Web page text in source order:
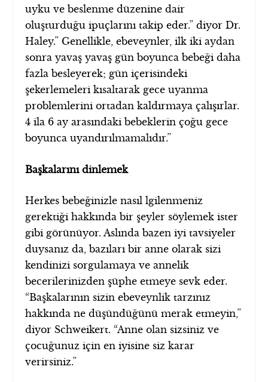
uyku ve beslenme düzenine dair
oluşturduğu ipuçlarını takip eder.” diyor Dr.
Haley.” Genellikle, ebeveynler, ilk iki aydan
sonra yavaş yavaş gün boyunca bebeği daha
fazla besleyerek; gün içerisindeki
şekerlemeleri kısaltarak gece uyanma
problemlerini ortadan kaldırmaya çalışırlar.
4 ila 6 ay arasındaki bebeklerin çoğu gece
boyunca uyandırılmamalıdır.”
Başkalarını dinlemek
Herkes bebeğinizle nasıl lgilenmeniz
gerektiği hakkında bir şeyler söylemek ister
gibi görünüyor. Aslında bazen iyi tavsiyeler
duysanız da, bazıları bir anne olarak sizi
kendinizi sorgulamaya ve annelik
becerilerinizden şüphe etmeye sevk eder.
“Başkalarının sizin ebeveynlik tarzınız
hakkında ne düşündüğünü merak etmeyin,”
diyor Schweikert. “Anne olan sizsiniz ve
çocuğunuz için en iyisine siz karar
verirsiniz.”